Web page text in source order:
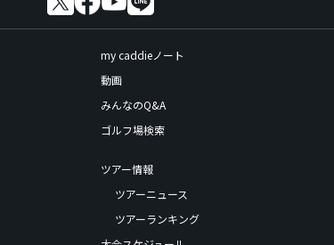
my caddieノート
動画
みんなのQ&A
ゴルフ場検索
ツアー情報
ツアーニュース
ツアーランキング